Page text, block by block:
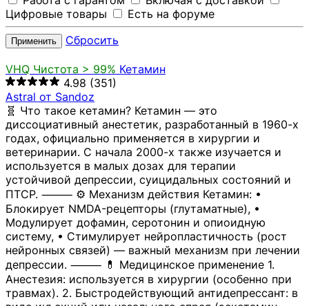
Цифровые товары
Есть на форуме
Применить Сбросить
VHQ Чистота > 99% Кетамин
4.98 (351)
Astral от Sandoz
🧬 Что такое кетамин? Кетамин — это
диссоциативный анестетик, разработанный в 1960-х
годах, официально применяется в хирургии и
ветеринарии. С начала 2000-х также изучается и
используется в малых дозах для терапии
устойчивой депрессии, суицидальных состояний и
ПТСР. ⸻ ⚙️ Механизм действия Кетамин: •
Блокирует NMDA-рецепторы (глутаматные), •
Модулирует дофамин, серотонин и опиоидную
систему, • Стимулирует нейропластичность (рост
нейронных связей) — важный механизм при лечении
депрессии. ⸻ 💊 Медицинское применение 1.
Анестезия: используется в хирургии (особенно при
травмах). 2. Быстродействующий антидепрессант: в